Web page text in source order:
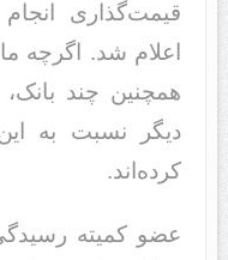
قیمت‌گذاری
اعلام شد. اگرچه
همچنین چند
دیگر نسبت به
کرده‌اند.
عضو کمیته